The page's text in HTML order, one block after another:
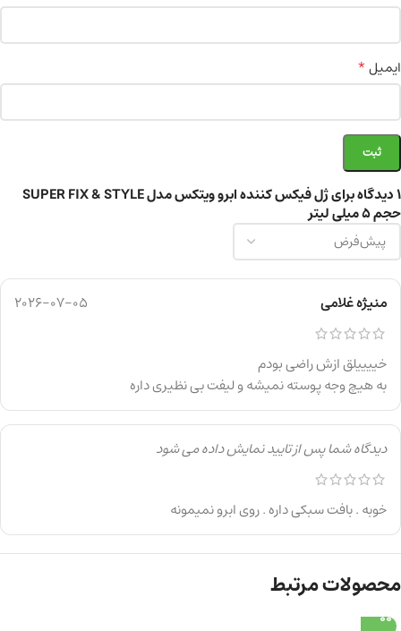
1 دیدگاه برای ژل فیکس کننده ابرو ویتکس مدل SUPER FIX & STYLE
حجم 5 میلی‌ لیتر
منیژه غلامی 2026-07-05
خییییلق ازش راضی بودم
به هیچ وجه پوسته نمیشه و لیفت بی نظیری داره
دیدگاه شما پس از تایید نمایش داده می شود
خوبه . بافت سبکی داره . روی ابرو نمیمونه
ایمیل*
محصولات مرتبط